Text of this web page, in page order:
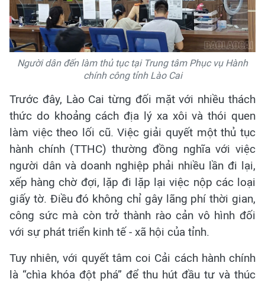
Người dân đến làm thủ tục tại Trung tâm Phục vụ Hành
chính công tỉnh Lào Cai
Trước đây, Lào Cai từng đối mặt với nhiều thách
thức do khoảng cách địa lý xa xôi và thói quen
làm việc theo lối cũ. Việc giải quyết một thủ tục
hành chính (TTHC) thường đồng nghĩa với việc
người dân và doanh nghiệp phải nhiều lần đi lại,
xếp hàng chờ đợi, lặp đi lặp lại việc nộp các loại
giấy tờ. Điều đó không chỉ gây lãng phí thời gian,
công sức mà còn trở thành rào cản vô hình đối
với sự phát triển kinh tế - xã hội của tỉnh.
Tuy nhiên, với quyết tâm coi Cải cách hành chính
là “chìa khóa đột phá” để thu hút đầu tư và thúc